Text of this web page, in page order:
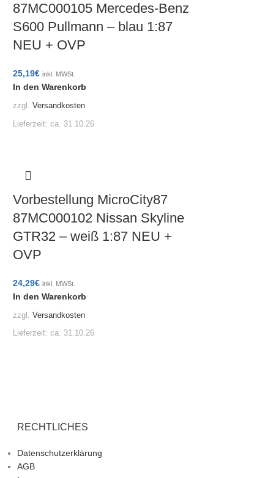
87MC000105 Mercedes-Benz
S600 Pullmann – blau 1:87
NEU + OVP
25,19€ inkl. MWSt.
In den Warenkorb
zzgl.Versandkosten
Lieferzeit:ca. 31.10.26
Vorbestellung MicroCity87
87MC000102 Nissan Skyline
GTR32 – weiß 1:87 NEU +
OVP
24,29€ inkl. MWSt.
In den Warenkorb
zzgl.Versandkosten
Lieferzeit:ca. 31.10.26
RECHTLICHES
Datenschutzerklärung
AGB